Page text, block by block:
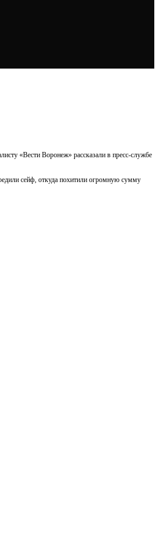
«Вести Воронеж» рассказали в пресс-службе
сейф, откуда похитили огромную сумму